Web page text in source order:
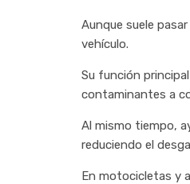
Aunque suele
vehículo.
Su función
contaminantes a
Al mismo tiempo,
reduciendo el
En motocicletas y